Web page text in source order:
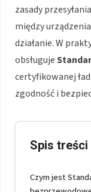
zasady
między
działanie. W
obsługuje
certyfikowanej
zgodność i
Spis treści
Czym jest